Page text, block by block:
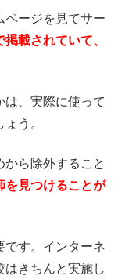
ページを見てサー
載されていて、
は、実際に使って
う。
ら除外すること
を見つけることが
です。インターネ
はきちんと実施し